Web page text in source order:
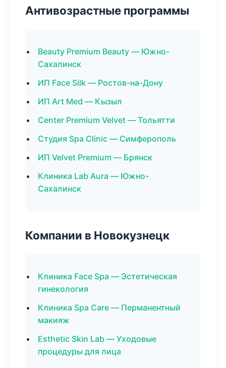
Антивозрастные программы
Beauty Premium Beauty — Южно-
Сахалинск
ИП Face Silk — Ростов-на-Дону
ИП Art Med — Кызыл
Center Premium Velvet — Тольятти
Студия Spa Clinic — Симферополь
ИП Velvet Premium — Брянск
Клиника Lab Aura — Южно-
Сахалинск
Компании в Новокузнецк
Клиника Face Spa — Эстетическая
гинекология
Клиника Spa Care — Перманентный
макияж
Esthetic Skin Lab — Уходовые
процедуры для лица